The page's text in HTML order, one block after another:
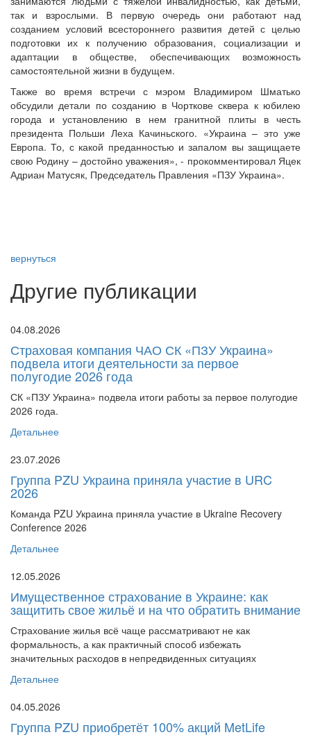
так и взрослыми. В первую очередь они работают над
созданием условий всестороннего развития детей с целью
подготовки их к получению образования, социализации и
адаптации в обществе, обеспечивающих возможность
самостоятельной жизни в будущем.
Также во время встречи с мэром Владимиром Шматько
обсудили детали по созданию в Чорткове сквера к юбилею
города и установлению в нем гранитной плиты в честь
президента Польши Леха Качиньского. «Украина – это уже
Европа. То, с какой преданностью и запалом вы защищаете
свою Родину – достойно уважения», - прокомментировал Яцек
Адриан Матусяк, Председатель Правления «ПЗУ Украина».
вернуться
Другие публикации
04.08.2026
Страховая компания ЧАО СК «ПЗУ Украина»
подвела итоги деятельности за первое
полугодие 2026 года
СК «ПЗУ Украина» подвела итоги работы за первое полугодие
2026 года.
Детальнее
23.07.2026
Группа PZU Украина приняла участие в URC
2026
Команда PZU Украина приняла участие в Ukraine Recovery
Conference 2026
Детальнее
12.05.2026
Имущественное страхование в Украине: как
защитить свое жильё и на что обратить внимание
Страхование жилья всё чаще рассматривают не как
формальность, а как практичный способ избежать
значительных расходов в непредвиденных ситуациях
Детальнее
04.05.2026
Группа PZU приобретёт 100% акций MetLife